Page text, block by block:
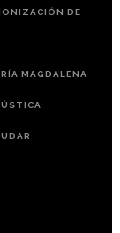
DE
MAGDALENA